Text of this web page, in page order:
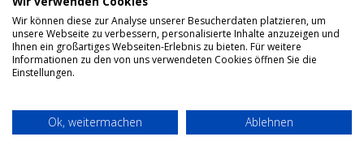
© 2024 Gehrlein & Kollegen GbR. All rights reserved.
Datenschutz
Impressum
Wir können diese zur Analyse unserer Besucherdaten platzieren, um
unsere Webseite zu verbessern, personalisierte Inhalte anzuzeigen und
Ihnen ein großartiges Webseiten-Erlebnis zu bieten. Für weitere
Informationen zu den von uns verwendeten Cookies öffnen Sie die
Einstellungen.
Ok, weitermachen Ablehnen